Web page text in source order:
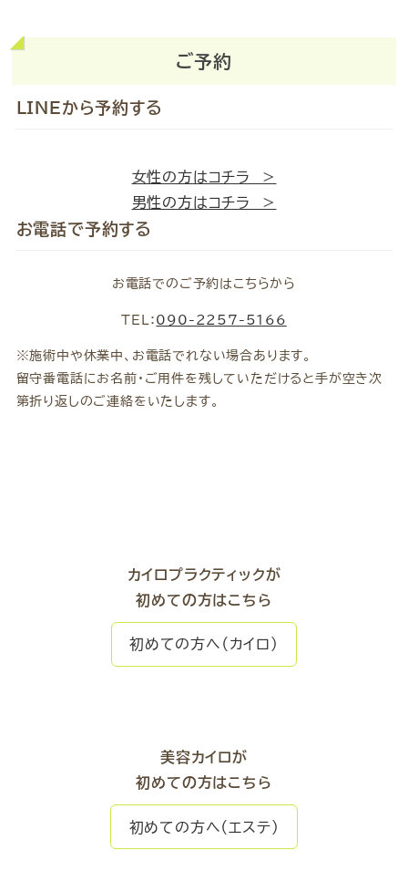
ご予約
LINEから予約する
女性の方はコチラ ＞
男性の方はコチラ ＞
お電話で予約する
お電話でのご予約はこちらから
TEL： 090-2257-5166
※施術中や休業中、お電話でれない場合あります。
留守番電話にお名前・ご用件を残していただけると手が空き次
第折り返しのご連絡をいたします。
カイロプラクティックが
初めての方はこちら
初めての方へ（カイロ）
美容カイロが
初めての方はこちら
初めての方へ（エステ）